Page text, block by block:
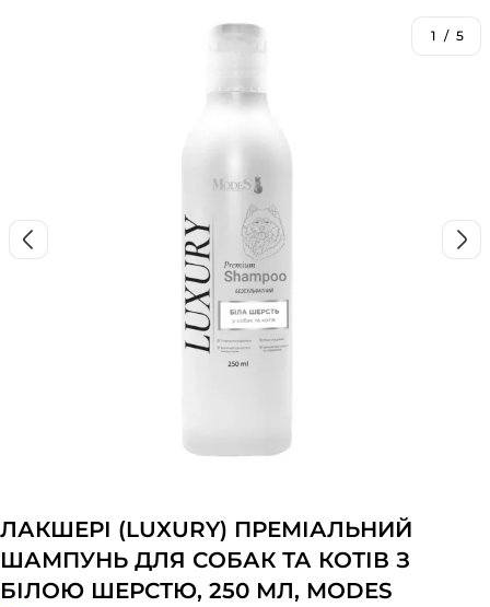
1 / 5
ЛАКШЕРІ (LUXURY) ПРЕМІАЛЬНИЙ
ШАМПУНЬ ДЛЯ СОБАК ТА КОТІВ З
БІЛОЮ ШЕРСТЮ, 250 МЛ, MODES